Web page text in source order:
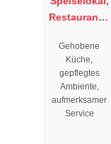
Restaurant "
"
Gehobene
Küche,
gepflegtes
Ambiente,
aufmerksamer
Service